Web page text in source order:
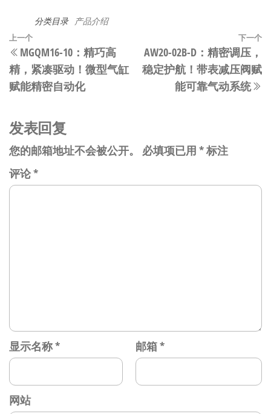
分类目录 产品介绍
文
章
导
上
一
篇
文
上一个
MGQM16-10：精巧高
精，紧凑驱动！微型气缸
赋能精密自动化
下一个
AW20-02B-D：精密调压，
稳定护航！带表减压阀赋
能可靠气动系统
发表回复
您的邮箱地址不会被公开。 必填项已用 *标注
评论*
显示名称* 邮箱*
网站